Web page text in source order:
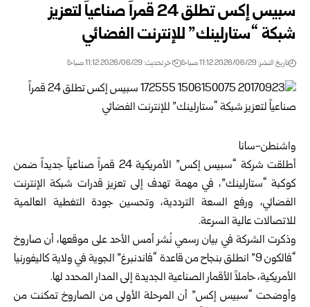
سبيس إكس تطلق 24 قمراً صناعياً لتعزيز
شبكة “ستارلينك” للإنترنت الفضائي
تاريخ النشر: 2026/06/29 11:12 صباحًا اخر تحديث: 2026/06/29 11:12 صباحًا
واشنطن-سانا
أطلقت شركة “سبيس إكس” الأمريكية 24 قمراً صناعياً جديداً ضمن
كوكبة “ستارلينك”، في مهمة تهدف إلى تعزيز قدرات شبكة الإنترنت
الفضائي، ورفع السعة الترددية، وتحسين جودة التغطية العالمية
للاتصالات عالية السرعة.
وذكرت الشركة في بيان رسمي نُشر أمس الأحد على موقعها، أن صاروخ
“فالكون 9” انطلق بنجاح من قاعدة “فاندنبرغ” الجوية في ولاية كاليفورنيا
الأمريكية، حاملاً الأقمار الصناعية الجديدة إلى المدار المحدد لها.
وأوضحت “سبيس إكس” أن المرحلة الأولى من الصاروخ تمكنت من